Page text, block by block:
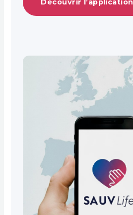
Découvrir l’application